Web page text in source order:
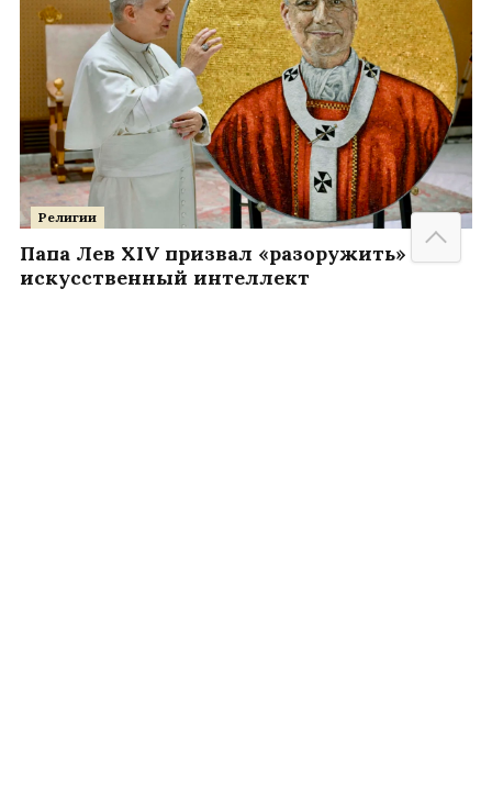
Религии
Папа Лев XIV призвал «разоружить»
искусственный интеллект